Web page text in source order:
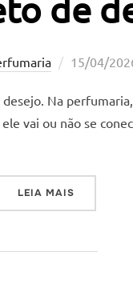
de
Postado
15/04/
Na
vai ou não se
LEIA MAIS“O